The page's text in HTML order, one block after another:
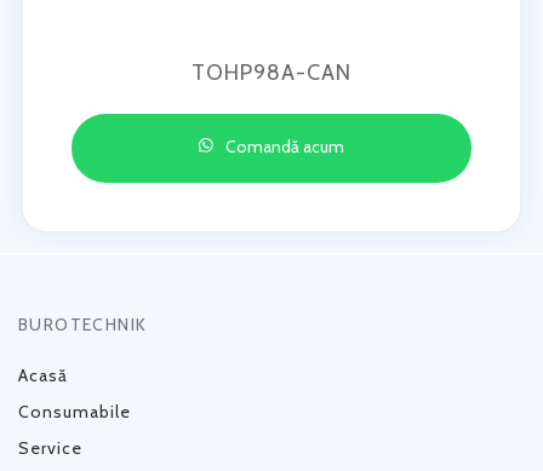
TOHP98A-CAN
Comandă acum
BUROTECHNIK
Acasă
Consumabile
Service